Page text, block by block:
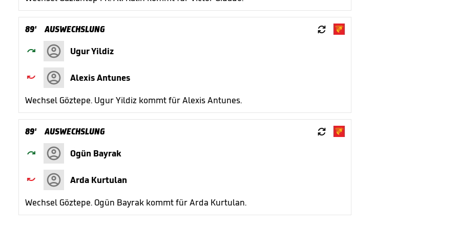
89' AUSWECHSLUNG 
 Ugur Yildiz

Alexis Antunes
Wechsel Göztepe. Ugur Yildiz kommt für Alexis Antunes.
89' AUSWECHSLUNG 
 Ogün Bayrak

Arda Kurtulan
Wechsel Göztepe. Ogün Bayrak kommt für Arda Kurtulan.